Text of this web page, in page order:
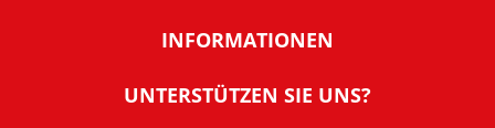
INFORMATIONEN
Warum NachDenkSeiten
UNTERSTÜTZEN SIE UNS?